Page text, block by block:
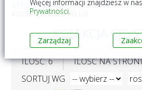
STRONA GŁÓWNA PŁYTKI
KOLEKCJA CRYSTALLO
KOLEKCJA
ILOŚĆ: 6
ILOŚĆ NA
SORTUJ WG
Więcej informacji znajdziesz w
Prywatności.
Zarządzaj